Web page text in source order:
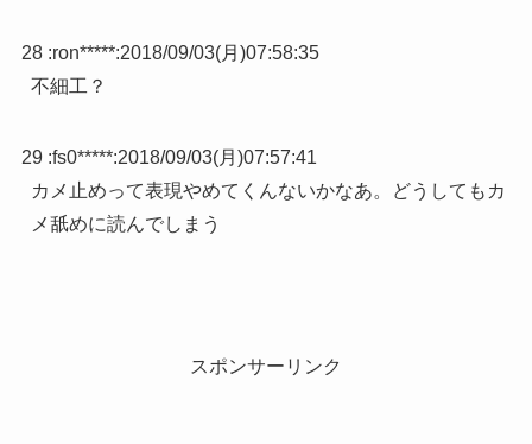
28 :ron*****:2018/09/03(月)07:58:35
不細工？
29 :fs0*****:2018/09/03(月)07:57:41
カメ止めって表現やめてくんないかなあ。どうしてもカ
メ舐めに読んでしまう
スポンサーリンク